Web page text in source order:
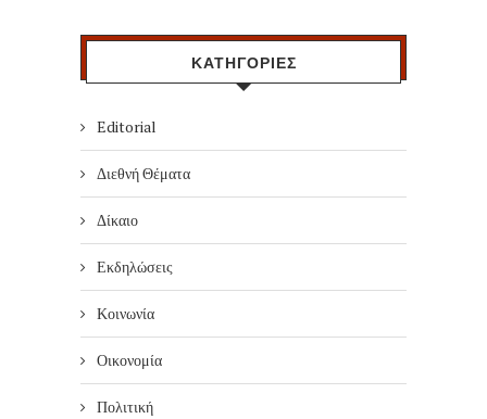
ΚΑΤΗΓΟΡΙΕΣ
Editorial
Διεθνή Θέματα
Δίκαιο
Εκδηλώσεις
Κοινωνία
Οικονομία
Πολιτική